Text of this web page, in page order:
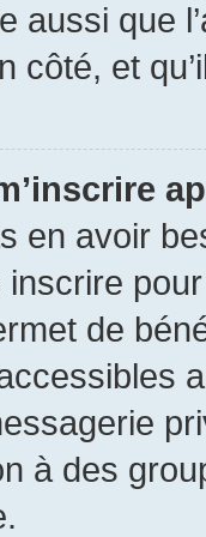
aussi que
côté, et
en avoir
de
à des